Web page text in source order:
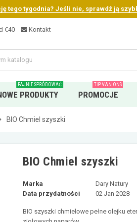
tego tygodnia? Jeśli nie, sprawdź ją
€40 Kontakt
PRODUKTY
FAJNIE SPRÓBOWAĆ
PROMOCJE
TIP VAN ONS
BIO Chmiel szyszki
BIO Chmiel szyszki
Marka
Dary Natury
Data przydatności
02 Jan 2028
BIO szyszki chmielowe pełne olejku